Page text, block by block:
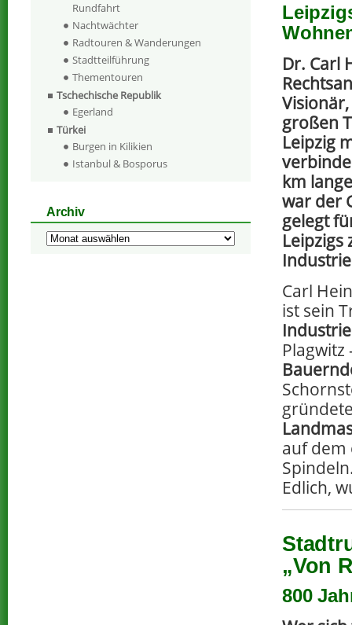
Dr. Carl
großen
Leipzig
km
war der
gelegt
Leipzigs
Carl
ist sein
auf dem
Edlich,
„Von
800
Rundfahrt
Nachtwächter
Radtouren & Wanderungen
Stadtteilführung
Thementouren
Tschechische Republik
Egerland
Türkei
Burgen in Kilikien
Istanbul & Bosporus
Archiv
Archiv